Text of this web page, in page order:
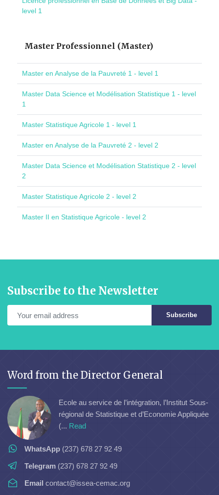
level 1
Master Professionnel (Master)
Master en Analyse de la Pauvreté 1 - level 1
Master Data Science et Modélisation Statistique 1 - level
1
Master Statistique Agricole 1 - level 1
Master en Analyse de la Pauvreté 2 - level 2
Master Data Science et Modélisation Statistique 2 - level
2
Master Statistique Agricole 2 - level 2
Master II en Statistique Agricole - level 2
Subscribe to the Newsletter
Subscribe
Word from the Director General
Ecole au service de l’intégration, l’Institut Sous-
régional de Statistique et d’Economie Appliquée
(... Read
WhatsApp (237) 678 27 92 49
Telegram (237) 678 27 92 49
Email contact@issea-cemac.org